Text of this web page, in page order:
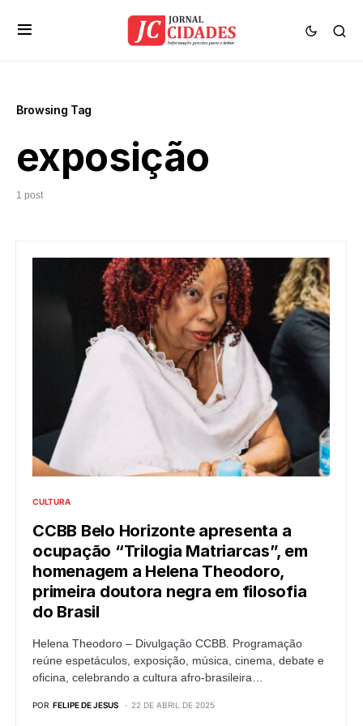
Browsing Tag
exposição
1 post
CULTURA
CCBB Belo Horizonte apresenta a
ocupação “Trilogia Matriarcas”, em
homenagem a Helena Theodoro,
primeira doutora negra em filosofia
do Brasil
Helena Theodoro – Divulgação CCBB. Programação
reúne espetáculos, exposição, música, cinema, debate e
oficina, celebrando a cultura afro-brasileira…
POR FELIPE DE JESUS 22 DE ABRIL DE 2025